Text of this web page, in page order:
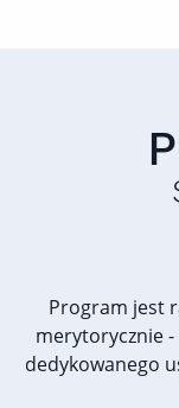
Program jest
merytorycznie
dedykowanego